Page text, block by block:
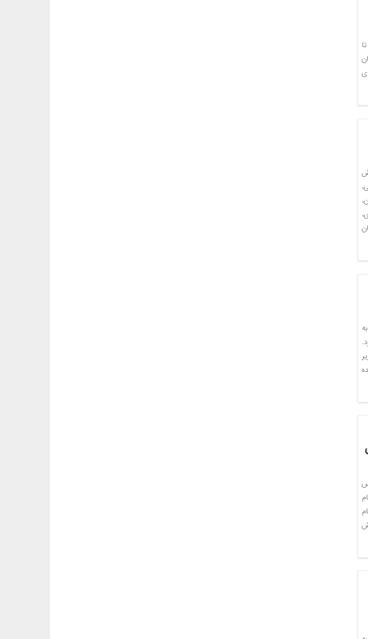
مدیرعامل سازمان جمع‌آوری و فروش اموال تملیکی گفت: از مردادماه سال ۱۴۰۰ تا
۵۴۷ درصدی